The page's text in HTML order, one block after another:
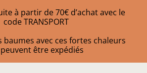
à partir de 70€ d’achat avec le
code TRANSPORT
baumes avec ces fortes chaleurs
être expédiés